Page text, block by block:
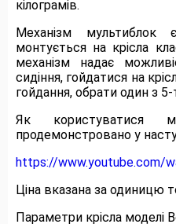
кілограмів.
Механізм мультиблок
монтується на крісла
механізм надає
сидіння, гойдатися на
гойдання, обрати один з 5-
Як користуватися
продемонстровано у
https://www.youtube.com/
Ціна вказана за одиницю
Параметри крісла моделі